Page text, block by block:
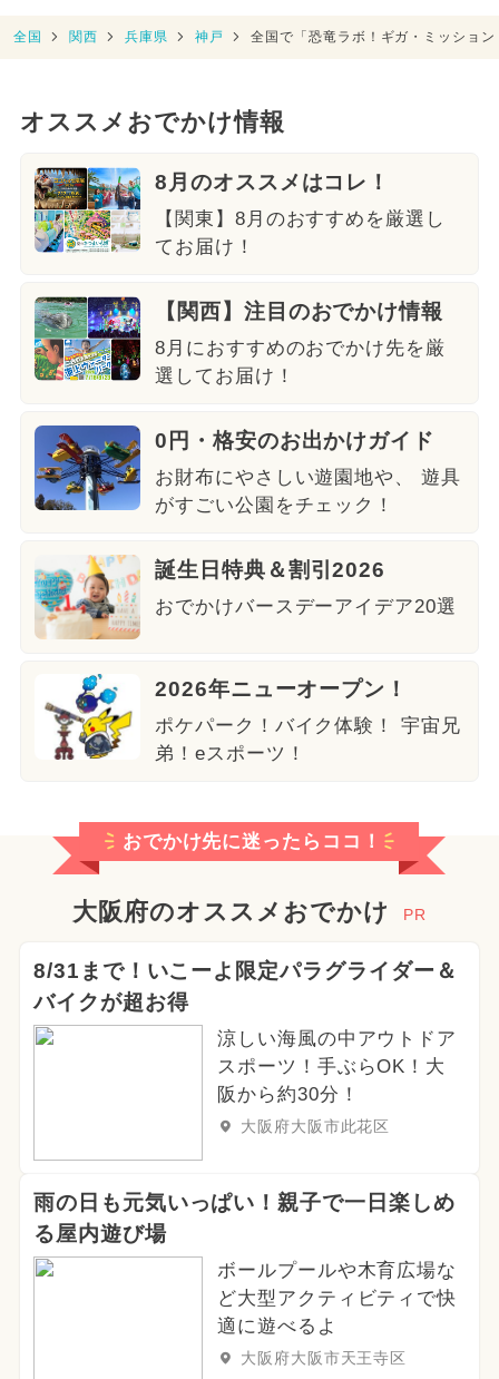
全国 関西 兵庫県 神戸 全国で「恐竜ラボ！ギガ・ミッショ
オススメおでかけ情報
8月のオススメはコレ！
【関東】8月のおすすめを厳選し
てお届け！
【関西】注目のおでかけ情報
8月におすすめのおでかけ先を厳
選してお届け！
0円・格安のお出かけガイド
お財布にやさしい遊園地や、 遊具
がすごい公園をチェック！
誕生日特典＆割引2026
おでかけバースデーアイデア20選
2026年ニューオープン！
ポケパーク！バイク体験！ 宇宙兄
弟！eスポーツ！
おでかけ先に迷ったらココ！
大阪府のオススメおでかけ PR
8/31まで！いこーよ限定パラグライダー＆
バイクが超お得
涼しい海風の中アウトドア
スポーツ！手ぶらOK！大
阪から約30分！
大阪府大阪市此花区
雨の日も元気いっぱい！親子で一日楽しめ
る屋内遊び場
ボールプールや木育広場な
ど大型アクティビティで快
適に遊べるよ
大阪府大阪市天王寺区